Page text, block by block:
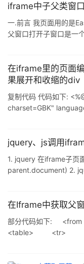
或函数前加个parent.就
iframe中子父类窗
一.前言 我页面用的是
父窗口打开子窗口是一
iframe子窗口,首先打开
在的权限,然后子窗口需
在iframe里的页面
果展开和收缩的div
复制代码 代码如下:
charset=GBK"
jquery、js调用
1. jquery 在iframe子页
parent.document) 2.
在Iframe中获取父
部分代码如下:
<table> <tr>